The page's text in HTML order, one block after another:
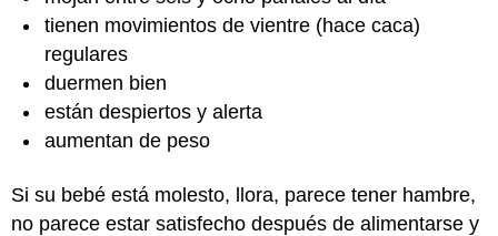
tienen movimientos de vientre (hace caca)
regulares
duermen bien
están despiertos y alerta
aumentan de peso
Si su bebé está molesto, llora, parece tener hambre,
no parece estar satisfecho después de alimentarse y